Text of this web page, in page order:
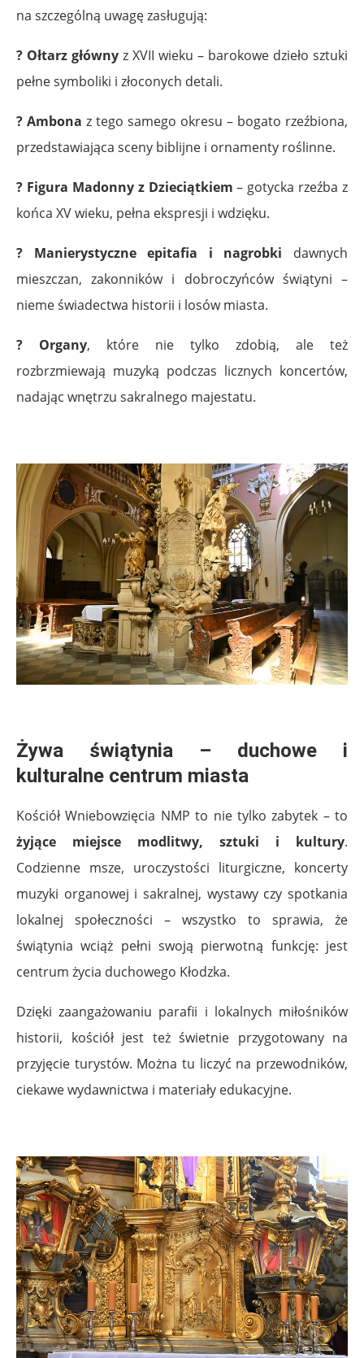
na szczególną uwagę zasługują:
? Ołtarz główny z XVII wieku – barokowe dzieło sztuki
pełne symboliki i złoconych detali.
? Ambona z tego samego okresu – bogato rzeźbiona,
przedstawiająca sceny biblijne i ornamenty roślinne.
? Figura Madonny z Dzieciątkiem – gotycka rzeźba z
końca XV wieku, pełna ekspresji i wdzięku.
? Manierystyczne epitafia i nagrobki dawnych
mieszczan, zakonników i dobroczyńców świątyni –
nieme świadectwa historii i losów miasta.
? Organy, które nie tylko zdobią, ale też
rozbrzmiewają muzyką podczas licznych koncertów,
nadając wnętrzu sakralnego majestatu.
Żywa świątynia – duchowe i
kulturalne centrum miasta
Kościół Wniebowzięcia NMP to nie tylko zabytek – to
żyjące miejsce modlitwy, sztuki i kultury.
Codzienne msze, uroczystości liturgiczne, koncerty
muzyki organowej i sakralnej, wystawy czy spotkania
lokalnej społeczności – wszystko to sprawia, że
świątynia wciąż pełni swoją pierwotną funkcję: jest
centrum życia duchowego Kłodzka.
Dzięki zaangażowaniu parafii i lokalnych miłośników
historii, kościół jest też świetnie przygotowany na
przyjęcie turystów. Można tu liczyć na przewodników,
ciekawe wydawnictwa i materiały edukacyjne.